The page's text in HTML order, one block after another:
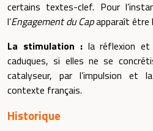
certains textes-clef. Pour
l’Engagement du Capapparaît être
La stimulation :la réflexion et
caduques, si elles ne se
catalyseur, par l’impulsion et
contexte français.
Historique